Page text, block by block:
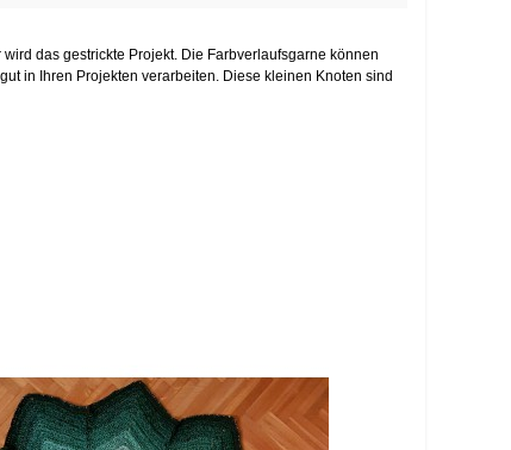
das gestrickte Projekt. Die Farbverlaufsgarne können
in Ihren Projekten verarbeiten. Diese kleinen Knoten sind